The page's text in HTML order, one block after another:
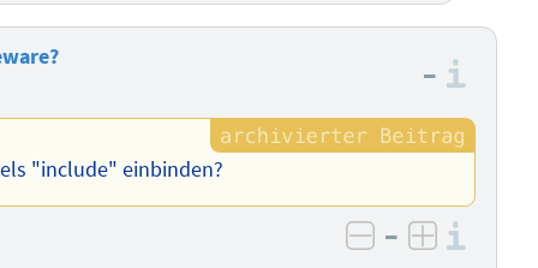
–
"include" einbinden?
negativ
– positiv